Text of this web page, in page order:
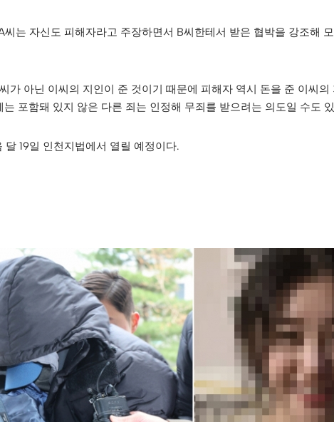
씨는 자신도 피해자라고 주장하면서 B씨한테서 받은 협박을 강조해
가 아닌 이씨의 지인이 준 것이기 때문에 피해자 역시 돈을 준 이씨
포함돼 있지 않은 다른 죄는 인정해 무죄를 받으려는 의도일 수도
19일 인천지법에서 열릴 예정이다.